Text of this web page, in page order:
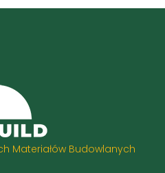
Materiałów Budowlanych